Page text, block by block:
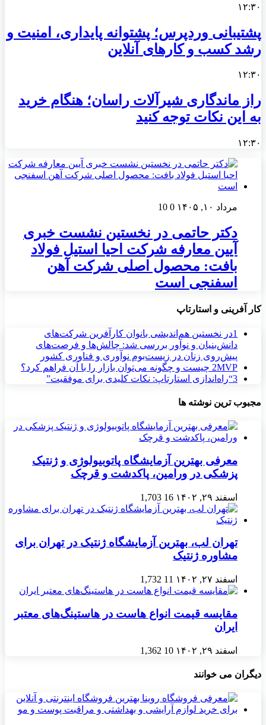
۱۲:۳۰
پشتیبانی وردپرس؛ پشتوانه پایداری، امنیت و
رشد کسب‌ و کارهای آنلاین
۱۲:۳۰
راز ماندگاری شیرآلات راسان؛ هنگام خرید
به این نکات توجه کنید
۱۲:۳۰
مرداد ۱۰, ۱۴۰۵ 0
10
دکتر حاتمی در نخستین نشست خبری
آیین معارفه شرکت احیا استیل فولاد
بافت: محصول اصلی شرکت آهن
اسفنجی است
کار آفرینی و استارتاپ
1در نخستین هم‌اندیشی بانوان کارآفرین شرکت‌های
دانش‌بنیان و نوآور بررسی شد: چالش‌ها و فرصت‌های
پیش‌روی زنان در زیست‌بوم نوآوری و فناوری کشور
2MVP چیست و چگونه می‌توان بازار را با آن فراهم کرد؟
3“راه‌اندازی استارتاپ: نکات کلیدی برای موفقیت”
مجبوب ترین نوشته ها
معرفی بهترین آزمایشگاه پاتوبیولوژی و ژنتیک
پزشکی در ورامین، پاکدشت و قرچک
اسفند ۲۹, ۱۴۰۲ 16
1,703
تهران لب، بهترین آزمایشگاه ژنتیک در تهران برای
مشاوره ژنتیک
اسفند ۲۷, ۱۴۰۲ 11
1,732
مقایسه قیمت انواع هاست در هاستینگ‌های معتبر
ایران
اسفند ۲۹, ۱۴۰۲ 10
1,362
دیگران می خوانند